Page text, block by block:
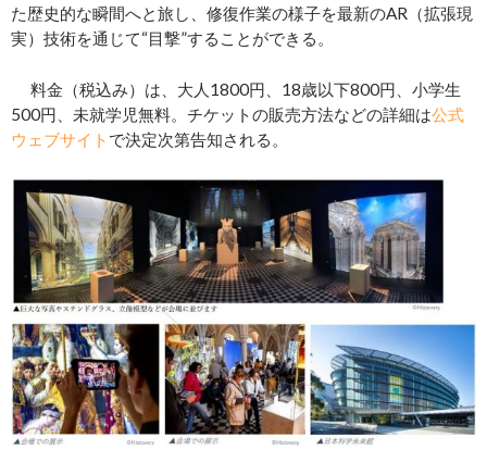
た歴史的な瞬間へと旅し、修復作業の様子を最新のAR（拡張現
実）技術を通じて“目撃”することができる。
料金（税込み）は、大人1800円、18歳以下800円、小学生
500円、未就学児無料。チケットの販売方法などの詳細は公式
ウェブサイト で決定次第告知される。